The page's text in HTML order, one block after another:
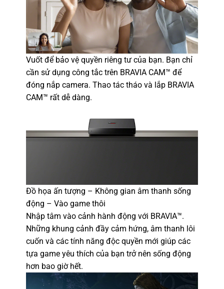
Vuốt để bảo vệ quyền riêng tư của bạn. Bạn chỉ
cần sử dụng công tắc trên BRAVIA CAM™ để
đóng nắp camera. Thao tác tháo và lắp BRAVIA
CAM™ rất dễ dàng.
Đồ họa ấn tượng – Không gian âm thanh sống
động – Vào game thôi
Nhập tâm vào cảnh hành động với BRAVIA™.
Những khung cảnh đầy cảm hứng, âm thanh lôi
cuốn và các tính năng độc quyền mới giúp các
tựa game yêu thích của bạn trở nên sống động
hơn bao giờ hết.